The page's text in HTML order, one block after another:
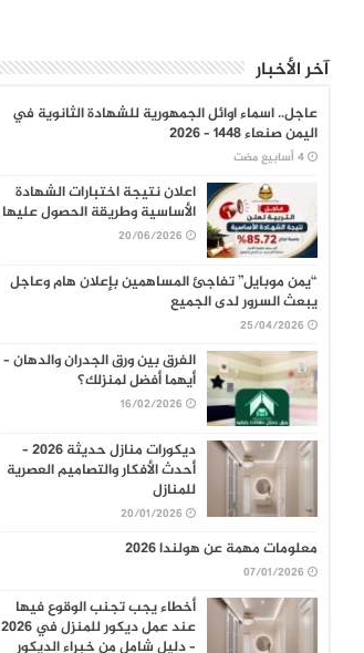
آخر الأخبار
عاجل.. اسماء اوائل الجمهورية للشهادة الثانوية في
اليمن صنعاء 1448 – 2026
اعلان نتيجة اختبارات الشهادة
الأساسية وطريقة الحصول عليها
20/06/2026
“يمن موبايل” تفاجئ المساهمين بإعلان هام وعاجل
يبعث السرور لدى الجميع
25/04/2026
الفرق بين ورق الجدران والدهان –
أيهما أفضل لمنزلك؟
16/02/2026
ديكورات منازل حديثة 2026 –
أحدث الأفكار والتصاميم العصرية
للمنازل
20/01/2026
معلومات مهمة عن هولندا 2026
07/01/2026
أخطاء يجب تجنب الوقوع فيها
عند عمل ديكور للمنزل في 2026
– دليل شامل من خبراء الديكور